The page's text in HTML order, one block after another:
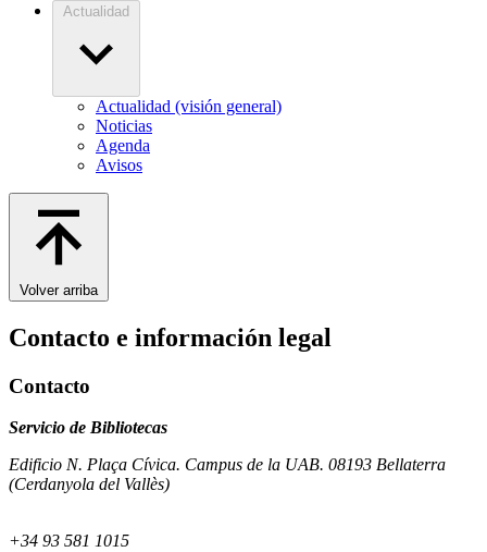
Actualidad
Actualidad (visión general)
Noticias
Agenda
Avisos
Volver arriba
Contacto e información legal
Contacto
Servicio de Bibliotecas
Edificio N. Plaça Cívica. Campus de la UAB. 08193 Bellaterra
(Cerdanyola del Vallès)
+34 93 581 1015